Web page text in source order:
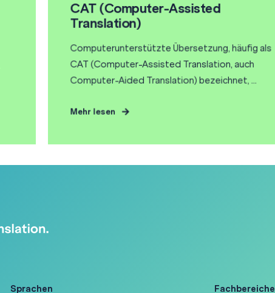
CAT (Computer-Assisted
Translation)
Computerunterstützte Übersetzung, häufig als
CAT (Computer-Assisted Translation, auch
Computer-Aided Translation) bezeichnet, ...
Mehr lesen
Sprachen Fachbereiche